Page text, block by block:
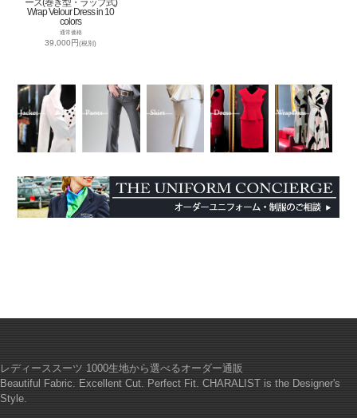
ース(巻き型・ラップ式)
Wrap Velour Dress in 10
colors
通常価格
39,000円(税別)
レディーススーツ 1000生地から選べるオーダー通販
Beautiful Fabric. Excellent Cut. Perfect Fit. CHARALIST is the Designer's
Style.